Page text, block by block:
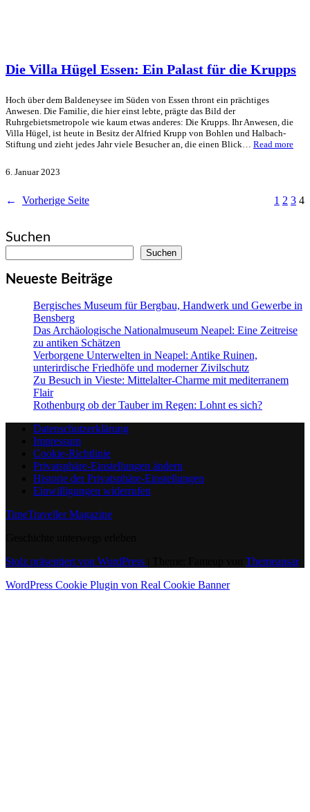
Die Villa Hügel Essen: Ein Palast für die Krupps
Hoch über dem Baldeneysee im Süden von Essen thront ein prächtiges
Anwesen. Die Familie, die hier einst lebte, prägte das Bild der
Ruhrgebietsmetropole wie kaum etwas anderes: Die Krupps. Ihr Anwesen, die
Villa Hügel, ist heute in Besitz der Alfried Krupp von Bohlen und Halbach-
Stiftung und zieht jedes Jahr viele Besucher an, die einen Blick… Read more
6. Januar 2023
← Vorherige Seite 1 2 3 4
Suchen
Suchen
Neueste Beiträge
Bergisches Museum für Bergbau, Handwerk und Gewerbe in
Bensberg
Das Archäologische Nationalmuseum Neapel: Eine Zeitreise
zu antiken Schätzen
Verborgene Unterwelten in Neapel: Antike Ruinen,
unterirdische Friedhöfe und moderner Zivilschutz
Zu Besuch in Vieste: Mittelalter-Charme mit mediterranem
Flair
Rothenburg ob der Tauber im Regen: Lohnt es sich?
Datenschutzerklärung
Impressum
Cookie-Richtlinie
Privatsphäre-Einstellungen ändern
Historie der Privatsphäre-Einstellungen
Einwilligungen widerrufen
TimeTraveller Magazine
Stolz präsentiert von WordPress
Themeansar
WordPress Cookie Plugin von Real Cookie Banner